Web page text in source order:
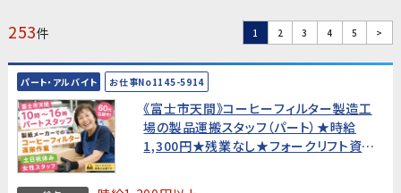
253件 1 2 3 4 5 >
パート・アルバイト お仕事No1145-5914
《富士市天間》コーヒーフィルター製造工
場の製品運搬スタッフ（パート）★時給
1,300円★残業なし★フォークリフト資格